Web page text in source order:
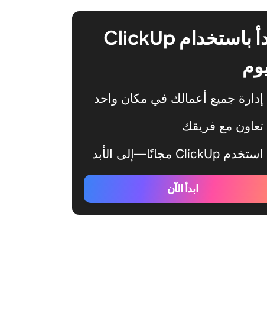
ابدأ باستخدام ClickUp
إدارة جميع أعمالك في مكان واحد
تعاون مع فريقك
استخدم ClickUp مجانًا—إلى الأبد
ابدأ الآن